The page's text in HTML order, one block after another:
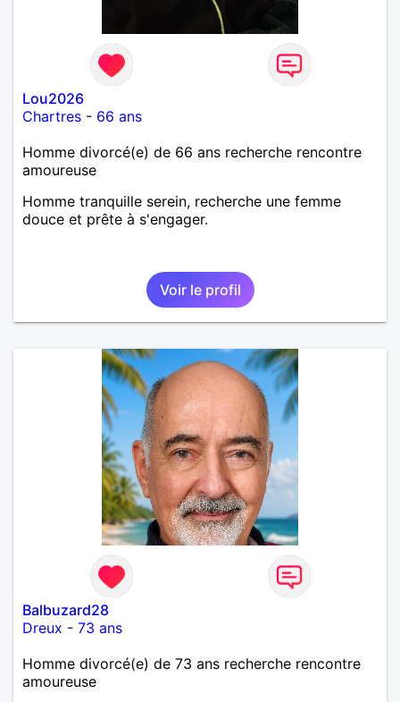
Lou2026
Chartres - 66 ans
Homme divorcé(e) de 66 ans recherche rencontre
amoureuse
Homme tranquille serein, recherche une femme
douce et prête à s'engager.
Voir le profil
Balbuzard28
Dreux - 73 ans
Homme divorcé(e) de 73 ans recherche rencontre
amoureuse